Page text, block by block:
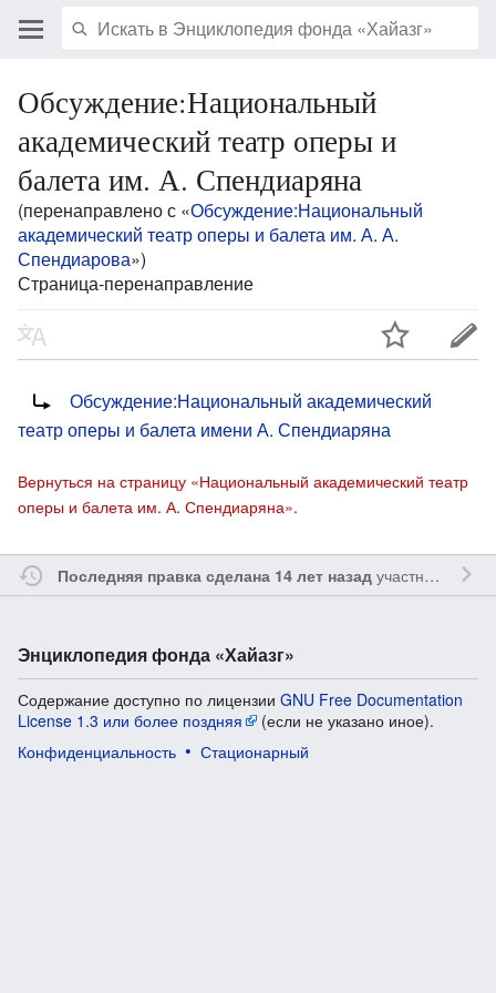
Обсуждение:Национальный
академический театр оперы и
балета им. А. Спендиаряна
(перенаправлено с «Обсуждение:Национальный
академический театр оперы и балета им. А. А.
Спендиарова»)
Страница-перенаправление
Обсуждение:Национальный академический
театр оперы и балета имени А. Спендиаряна
Вернуться на страницу «Национальный академический театр
оперы и балета им. А. Спендиаряна».
Последняя правка сделана 14 лет назадучастником
Энциклопедия фонда «Хайазг»
Содержание доступно по лицензии GNU Free Documentation
License 1.3 или более поздняя
(если не указано иное).
Конфиденциальность
Стационарный